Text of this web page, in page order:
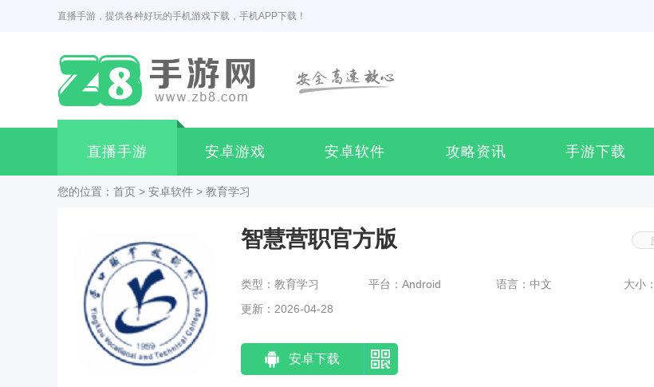
直播手游，提供各种好玩的手机游戏下载，手机APP下载！
直播手游 安卓游戏 安卓软件 攻略资讯 手游下载
您的位置： 首页 > 安卓软件 > 教育学习
类型：教育学习 平台：Android 语言：中文
大小
更新：2026-04-28
安卓下载
智慧营职官方版